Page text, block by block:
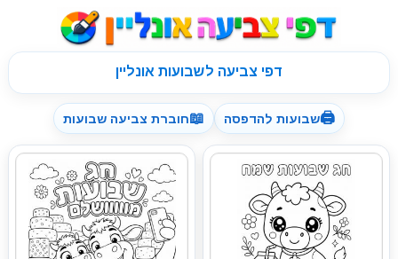
דפי צביעה לשבועות אונליין
🖨שבועות להדפסה 📖חוברת צביעה שבועות